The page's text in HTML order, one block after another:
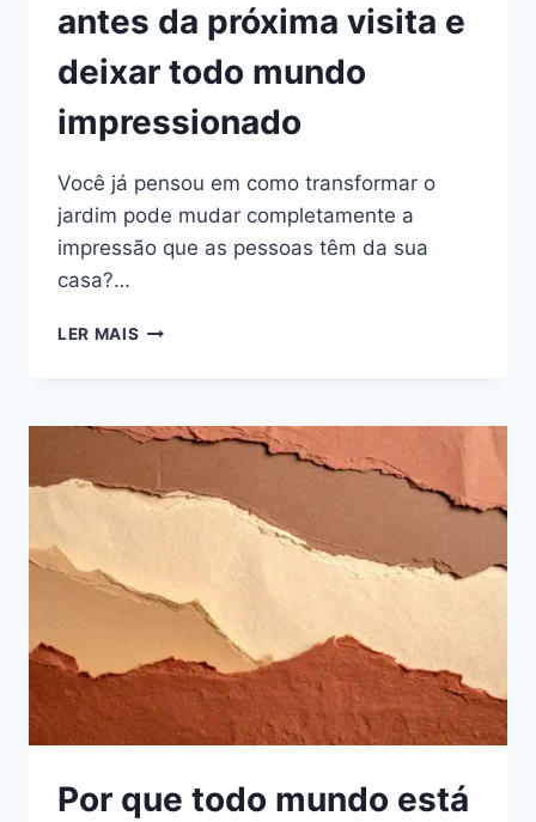
antes da próxima visita e
deixar todo mundo
impressionado
Você já pensou em como transformar o
jardim pode mudar completamente a
impressão que as pessoas têm da sua
casa?…
LER MAIS O
O
DA
DEIXAR
MUNDO
IMPRESSIONADO
Por que todo mundo está